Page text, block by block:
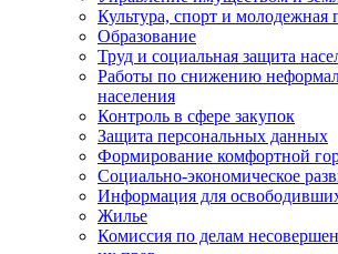
Культура, спорт и молодежная
Образование
Труд и социальная защита
Работы по снижению
населения
Контроль в сфере закупок
Защита персональных данных
Формирование комфортной
Социально-экономическое
Информация для
Жилье
Комиссия по делам